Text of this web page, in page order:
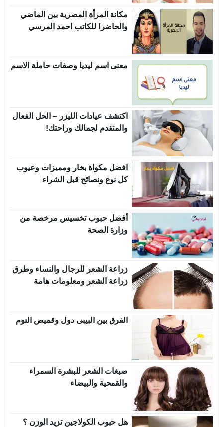
مكانة المرأة المصرية بين الماضي
والحاضر! للكاتب احمد المرسي
معنى اسم ليديا وصفات حاملة الاسم
اكتشف عيادات الليزر – الحل الفعال
والمتقدم لجمالك وراحتك!
افضل مكواة بخار ومميزات وعيوب
كل نوع ونصائح قبل الشراء
أفضل حبوب تخسيس مرخصة من
وزارة الصحة
زراعة الشعر للرجال والنساء وطرق
زراعة الشعر ومعلومات هامة
الفرق بين البيبى دول وقميص النوم
صبغات الشعر للبشرة السمراء
والقمحية والبيضاء
هل حبوب الكولاجين تزيد الوزن ؟